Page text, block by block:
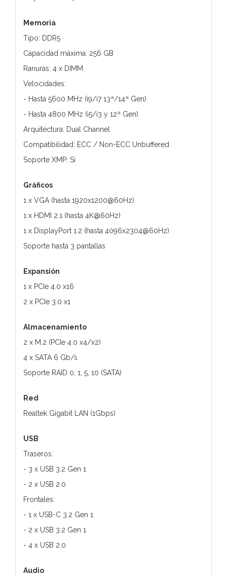
Memoria
Tipo: DDR5
Capacidad máxima: 256 GB
Ranuras: 4 x DIMM
Velocidades:
- Hasta 5600 MHz (i9/i7 13ª/14ª Gen)
- Hasta 4800 MHz (i5/i3 y 12ª Gen)
Arquitectura: Dual Channel
Compatibilidad: ECC / Non-ECC Unbuffered
Soporte XMP: Sí
Gráficos
1 x VGA (hasta 1920x1200@60Hz)
1 x HDMI 2.1 (hasta 4K@60Hz)
1 x DisplayPort 1.2 (hasta 4096x2304@60Hz)
Soporte hasta 3 pantallas
Expansión
1 x PCIe 4.0 x16
2 x PCIe 3.0 x1
Almacenamiento
2 x M.2 (PCIe 4.0 x4/x2)
4 x SATA 6 Gb/s
Soporte RAID 0, 1, 5, 10 (SATA)
Red
Realtek Gigabit LAN (1Gbps)
USB
Traseros:
- 3 x USB 3.2 Gen 1
- 2 x USB 2.0
Frontales:
- 1 x USB-C 3.2 Gen 1
- 2 x USB 3.2 Gen 1
- 4 x USB 2.0
Audio